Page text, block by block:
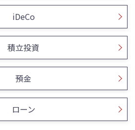
iDeCo
積立投資
預金
ローン